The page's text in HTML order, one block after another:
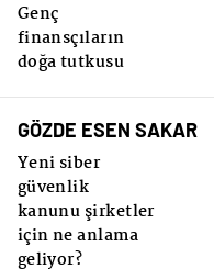
Genç
finansçıların
doğa tutkusu
GÖZDE ESEN SAKAR
Yeni siber
güvenlik
kanunu şirketler
için ne anlama
geliyor?